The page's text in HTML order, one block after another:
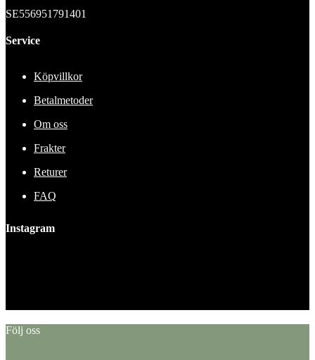
SE556951791401
Service
Köpvillkor
Betalmetoder
Om oss
Frakter
Returer
FAQ
Instagram
Följ oss